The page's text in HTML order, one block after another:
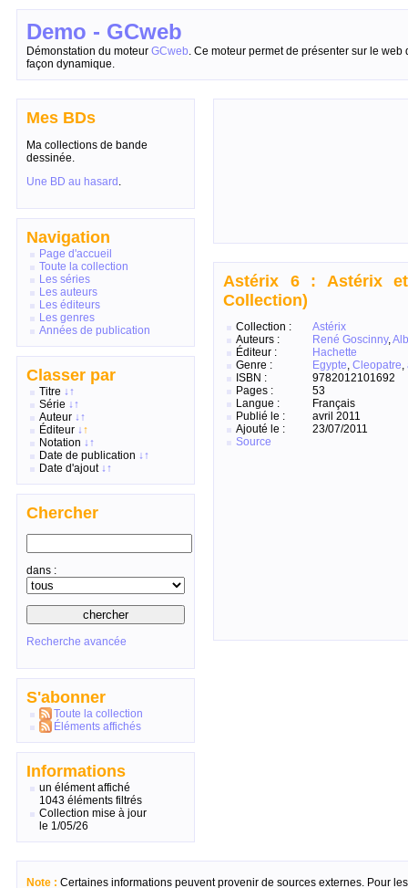
Demo - GCweb
Démonstation du moteur GCweb. Ce moteur permet de présenter sur le
façon dynamique.
Mes BDs
Ma collections de bande
dessinée.
Une BD au hasard .
Navigation
Page d'accueil
Toute la collection
Les séries
Les auteurs
Les éditeurs
Les genres
Années de publication
Classer par
Titre ↓↑
Série ↓↑
Auteur ↓↑
Éditeur ↓↑
Notation ↓↑
Date de publication ↓↑
Date d'ajout ↓↑
Chercher
dans :
Recherche avancée
S'abonner
Toute la collection
Éléments affichés
Informations
un élément affiché
1043 éléments filtrés
Collection mise à jour
le 1/05/26
Astérix 6 : Astérix
Collection)
Collection :
Astérix
Auteurs :
René Goscinny,
Éditeur :
Hachette
Genre :
Egypte ,Cleopatre ,
ISBN :
9782012101692
Pages :
53
Langue :
Français
Publié le :
avril 2011
Ajouté le :
23/07/2011
Source
Note : Certaines informations peuvent provenir de sources externes. Pour